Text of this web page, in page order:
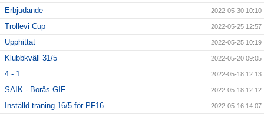
Erbjudande 2022-05-30 10:10
Trollevi Cup 2022-05-25 12:57
Upphittat 2022-05-25 10:19
Klubbkväll 31/5 2022-05-20 09:05
4 - 1 2022-05-18 12:13
SAIK - Borås GIF 2022-05-18 12:12
Inställd träning 16/5 för PF16 2022-05-16 14:07